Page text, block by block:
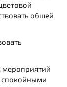
общей
мероприятий
спокойными